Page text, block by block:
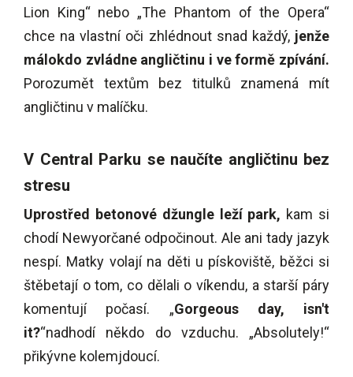
Lion King“nebo „The Phantom of the Opera“
chce na vlastní oči zhlédnout snad každý,jenže
málokdo zvládne angličtinu i ve formě zpívání.
Porozumět textům bez titulků znamená mít
angličtinu v malíčku.
V Central Parku se naučíte angličtinu bez
stresu
Uprostřed betonové džungle leží park, kam si
chodí Newyorčané odpočinout. Ale ani tady jazyk
nespí. Matky volají na děti u pískoviště, běžci si
štěbetají o tom, co dělali o víkendu, a starší páry
komentují počasí. „Gorgeous day, isn't
it?“nadhodí někdo do vzduchu. „Absolutely!“
přikývne kolemjdoucí.